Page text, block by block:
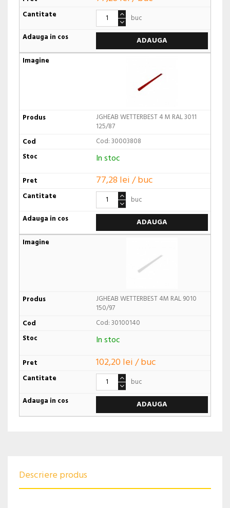
buc
ADAUGA
JGHEAB WETTERBEST 4 M RAL 3011
125/87
Cod: 30003808
In stoc
77,28 lei / buc
buc
ADAUGA
JGHEAB WETTERBEST 4M RAL 9010
150/97
Cod: 30100140
In stoc
102,20 lei / buc
buc
ADAUGA
Descriere produs